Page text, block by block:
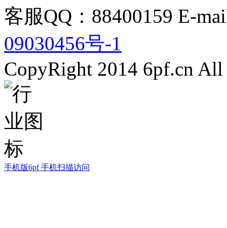
客服QQ：88400159 E-
09030456号-1
CopyRight 2014 6pf.cn All
手机版6pf 手机扫描访问